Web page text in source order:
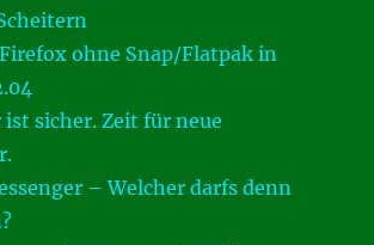
ohne Snap/Flatpak in
ist sicher. Zeit für neue
– Welcher darfs denn